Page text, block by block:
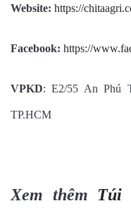
Website: https://
Facebook: https://
VPKD: E2/55 An Phú
TP.HCM
Xem thêm Túi